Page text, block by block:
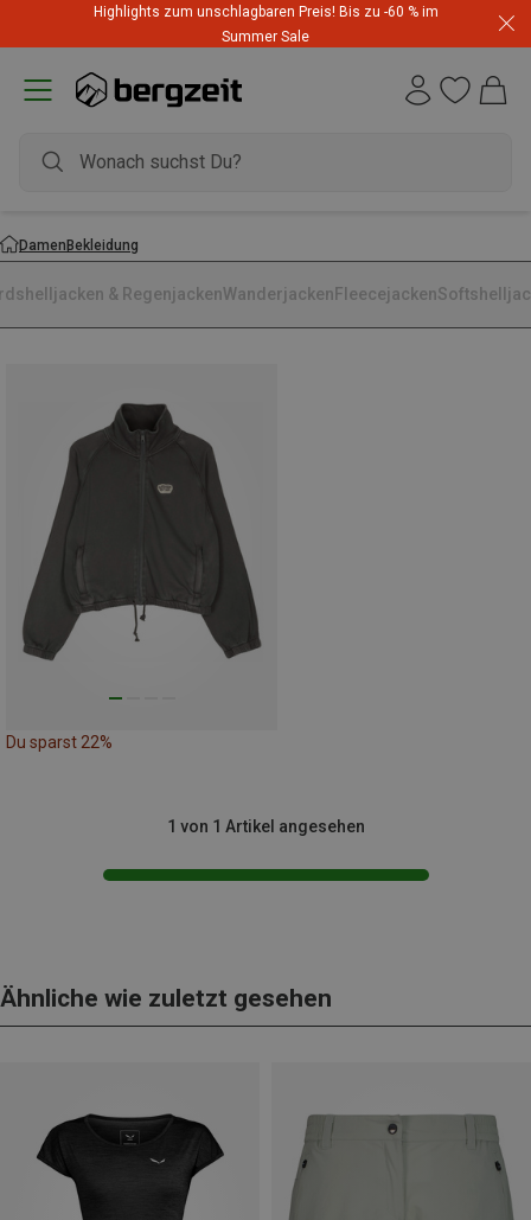
Highlights zum unschlagbaren Preis! Bis zu -60 % im
Summer Sale
DamenBekleidung
& RegenjackenWanderjacken Fleecejacken
Du sparst 22%
1 von 1 Artikel angesehen
Ähnliche wie zuletzt gesehen